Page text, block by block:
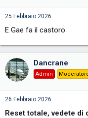
25 Febbraio 2026
E Gae fa il castoro
Dancrane
Admin
26 Febbraio 2026
Reset totale, vedete di